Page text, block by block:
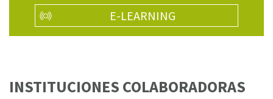
E-LEARNING
INSTITUCIONES COLABORADORAS